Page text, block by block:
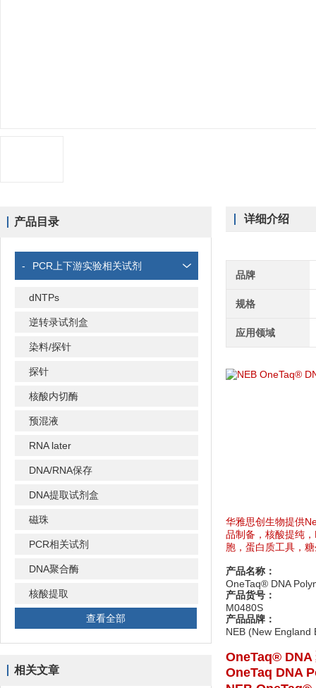
产品目录
- PCR上下游实验相关试剂
dNTPs
逆转录试剂盒
染料/探针
探针
核酸内切酶
预混液
RNA later
DNA/RNA保存
DNA提取试剂盒
磁珠
PCR相关试剂
DNA聚合酶
核酸提取
查看全部
相关文章
详细介绍
品牌
规格
应用领域
华雅思创生物提供
品制备，核酸提纯
胞，蛋白质工具，
产品名称：
OneTaq® DNA
产品货号：
M0480S
产品品牌：
NEB (New England
OneTaq®
OneTaq DNA